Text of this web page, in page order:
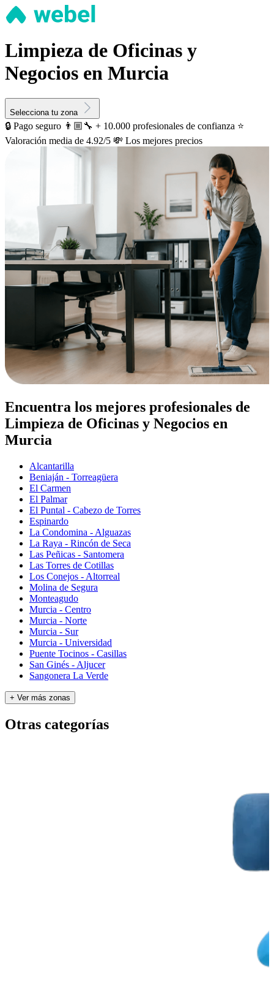
Limpieza de Oficinas y
Negocios en Murcia
Selecciona tu zona
🔒 Pago seguro 👨🏼‍🔧 + 10.000 profesionales de confianza ⭐️
Valoración media de 4.92/5 💸 Los mejores precios
Encuentra los mejores profesionales de
Limpieza de Oficinas y Negocios en
Murcia
Alcantarilla
Beniaján - Torreagüera
El Carmen
El Palmar
El Puntal - Cabezo de Torres
Espinardo
La Condomina - Alguazas
La Raya - Rincón de Seca
Las Peñicas - Santomera
Las Torres de Cotillas
Los Conejos - Altorreal
Molina de Segura
Monteagudo
Murcia - Centro
Murcia - Norte
Murcia - Sur
Murcia - Universidad
Puente Tocinos - Casillas
San Ginés - Aljucer
Sangonera La Verde
+ Ver más zonas
Otras categorías